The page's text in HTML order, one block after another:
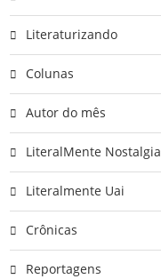
Literaturizando
Colunas
Autor do mês
LiteralMente Nostalgia
Literalmente Uai
Crônicas
Reportagens